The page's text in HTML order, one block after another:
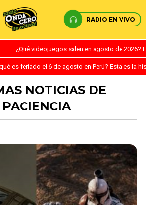
RADIO EN VIVO
¿Qué videojuegos salen en agosto de
es feriado el 6 de agosto en Perú? Esta es la
NOTICIAS DE
PACIENCIA